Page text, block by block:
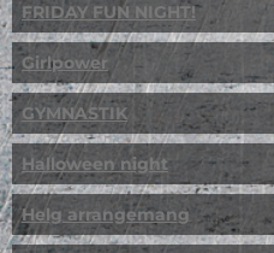
FRIDAY FUN NIGHT!
Girlpower
GYMNASTIK
Halloween night
Helg arrangemang